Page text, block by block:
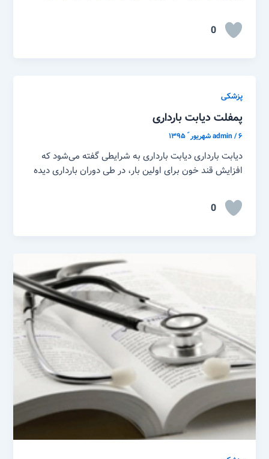
0
پزشکی
پمفلت دیابت بارداری
admin/۶ شهریور ّ ۱۳۹۵
دیابت بارداری دیابت بارداری به شرایطی گفته می‌شود که
افزایش قند خون برای اولین بار، در طی دوران بارداری دیده
0